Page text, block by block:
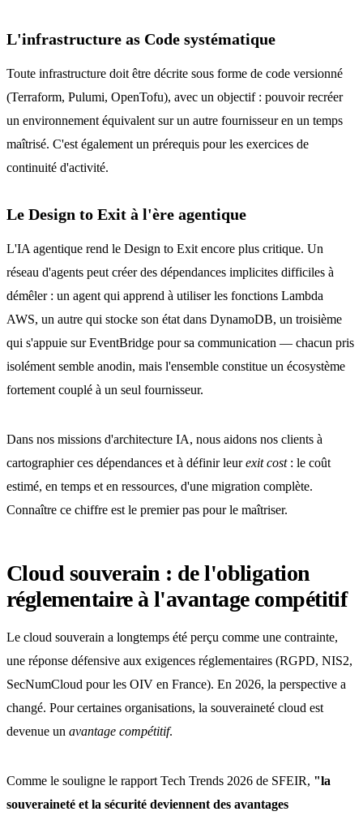
L'infrastructure as Code systématique
Toute infrastructure doit être décrite sous forme de code versionné
(Terraform, Pulumi, OpenTofu), avec un objectif : pouvoir recréer
un environnement équivalent sur un autre fournisseur en un temps
maîtrisé. C'est également un prérequis pour les exercices de
continuité d'activité.
Le Design to Exit à l'ère agentique
L'IA agentique rend le Design to Exit encore plus critique. Un
réseau d'agents peut créer des dépendances implicites difficiles à
démêler : un agent qui apprend à utiliser les fonctions Lambda
AWS, un autre qui stocke son état dans DynamoDB, un troisième
qui s'appuie sur EventBridge pour sa communication — chacun pris
isolément semble anodin, mais l'ensemble constitue un écosystème
fortement couplé à un seul fournisseur.
Dans nos missions d'architecture IA, nous aidons nos clients à
cartographier ces dépendances et à définir leurexit cost: le coût
estimé, en temps et en ressources, d'une migration complète.
Connaître ce chiffre est le premier pas pour le maîtriser.
Cloud souverain : de l'obligation
réglementaire à l'avantage compétitif
Le cloud souverain a longtemps été perçu comme une contrainte,
une réponse défensive aux exigences réglementaires (RGPD, NIS2,
SecNumCloud pour les OIV en France). En 2026, la perspective a
changé. Pour certaines organisations, la souveraineté cloud est
devenue un avantage compétitif.
Comme le souligne le rapport Tech Trends 2026 de SFEIR, "la
souveraineté et la sécurité deviennent des avantages